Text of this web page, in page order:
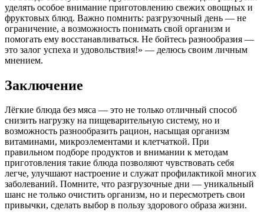
уделять особое внимание приготовлению свежих овощных и
фруктовых блюд. Важно помнить: разгрузочный день — не
ограничение, а возможность понимать свой организм и
помогать ему восстанавливаться. Не бойтесь разнообразия —
это залог успеха и удовольствия!» — делюсь своим личным
мнением.
Заключение
Лёгкие блюда без мяса — это не только отличный способ
снизить нагрузку на пищеварительную систему, но и
возможность разнообразить рацион, насыщая организм
витаминами, микроэлементами и клетчаткой. При
правильном подборе продуктов и внимании к методам
приготовления такие блюда позволяют чувствовать себя
легче, улучшают настроение и служат профилактикой многих
заболеваний. Помните, что разгрузочные дни — уникальный
шанс не только очистить организм, но и пересмотреть свои
привычки, сделать выбор в пользу здорового образа жизни.